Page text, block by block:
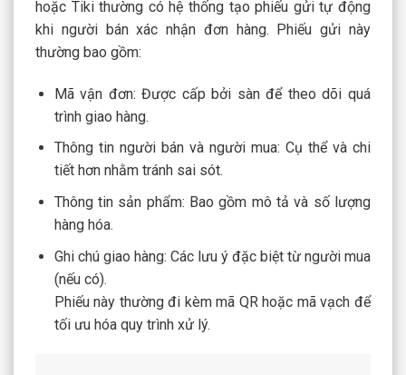
hoặc Tiki thường có hệ thống tạo phiếu gửi tự động
khi người bán xác nhận đơn hàng. Phiếu gửi này
thường bao gồm:
Mã vận đơn: Được cấp bởi sàn để theo dõi quá
trình giao hàng.
Thông tin người bán và người mua: Cụ thể và chi
tiết hơn nhằm tránh sai sót.
Thông tin sản phẩm: Bao gồm mô tả và số lượng
hàng hóa.
Ghi chú giao hàng: Các lưu ý đặc biệt từ người mua
(nếu có).
Phiếu này thường đi kèm mã QR hoặc mã vạch để
tối ưu hóa quy trình xử lý.